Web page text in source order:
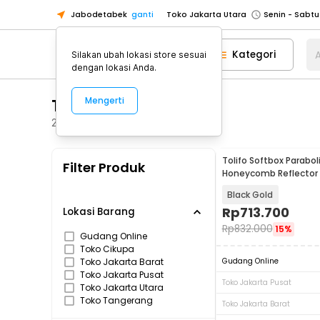
Jabodetabek ganti Toko Jakarta Utara
Toko Tangerang
Toko Cikupa
Pick n Go Jakarta Barat
Senin -
Toko Jakarta Barat
Senin -
Toko Tangerang
Senin - Jumat
Senin - Jumat
Kategori
Tolifo
28
Filter Produk
Lokasi Barang
Gudang Online
Toko Cikupa
Toko Jakarta Barat
Toko Jakarta Pusat
Toko Jakarta Utara
Toko Tangerang
Tolifo Softbox
Honeycomb Reflector
Black Gold
Rp713.700
Rp832.000 15%
Gudang Online
Toko Jakarta Pusat
Toko Jakarta Barat
Silakan ubah lokasi store sesuai
dengan lokasi Anda.
Mengerti